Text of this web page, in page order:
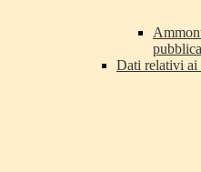
Dati relativi ai